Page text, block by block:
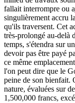
fallait interrompre ou
singulièrement accru
qu'ils traversent. Cet
très-prolongé au-delà
temps, s'étendra sur
devoir pas être payé
ce même
l'on peut dire que le
peine de son bienfait.
nature, évaluées sur
1,500,000 francs,